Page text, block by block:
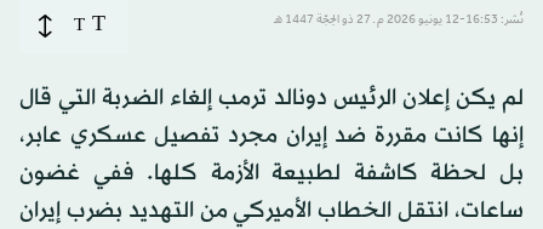
نُشر: 16:53-12 يونيو 2026 م ـ 27 ذو الحِجّة 1447 هـ T
T
لم يكن إعلان الرئيس دونالد ترمب إلغاء الضربة التي قال
إنها كانت مقررة ضد إيران مجرد تفصيل عسكري عابر،
بل لحظة كاشفة لطبيعة الأزمة كلها. ففي غضون
ساعات، انتقل الخطاب الأميركي من التهديد بضرب إيران